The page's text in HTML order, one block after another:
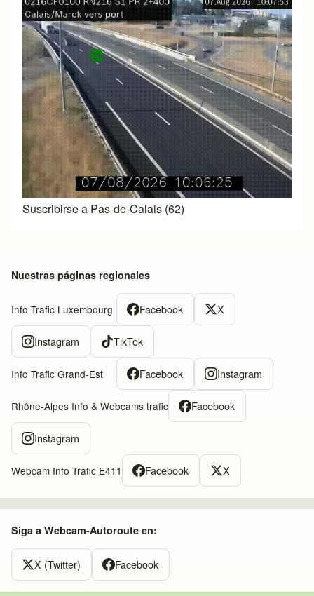
Suscribirse a Pas-de-Calais (62)
Nuestras páginas regionales
Info Trafic Luxembourg Facebook X
Instagram TikTok
Info Trafic Grand-Est Facebook Instagram
Rhône-Alpes Info & Webcams trafic Facebook
Instagram
Webcam Info Trafic E411 Facebook X
Siga a Webcam-Autoroute en:
X (Twitter) Facebook